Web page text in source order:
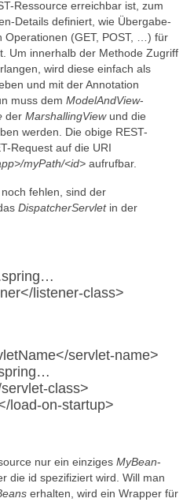
Ressource erreichbar ist, zum
Details definiert, wie Übergabe-
Operationen (GET, POST, …) für
Um innerhalb der Methode Zugriff
wird diese einfach als
und mit der Annotation
muss dem ModelAndView-
der MarshallingViewund die
werden. Die obige REST-
Request auf die URI
myPath/<id> aufrufbar.
fehlen, sind der
DispatcherServletin der
listener-class>
servlet-name>
class>
load-on-startup>
nur ein einziges MyBean-
die id spezifiziert wird. Will man
erhalten, wird ein Wrapper für